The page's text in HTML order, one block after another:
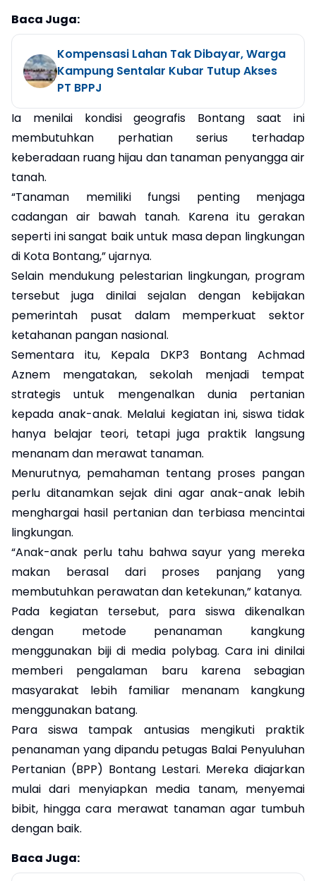
Baca Juga:
Kompensasi Lahan Tak Dibayar, Warga
Kampung Sentalar Kubar Tutup Akses
PT BPPJ
Ia menilai kondisi geografis Bontang saat ini
membutuhkan perhatian serius terhadap
keberadaan ruang hijau dan tanaman penyangga air
tanah.
“Tanaman memiliki fungsi penting menjaga
cadangan air bawah tanah. Karena itu gerakan
seperti ini sangat baik untuk masa depan lingkungan
di Kota Bontang,” ujarnya.
Selain mendukung pelestarian lingkungan, program
tersebut juga dinilai sejalan dengan kebijakan
pemerintah pusat dalam memperkuat sektor
ketahanan pangan nasional.
Sementara itu, Kepala DKP3 Bontang Achmad
Aznem mengatakan, sekolah menjadi tempat
strategis untuk mengenalkan dunia pertanian
kepada anak-anak. Melalui kegiatan ini, siswa tidak
hanya belajar teori, tetapi juga praktik langsung
menanam dan merawat tanaman.
Menurutnya, pemahaman tentang proses pangan
perlu ditanamkan sejak dini agar anak-anak lebih
menghargai hasil pertanian dan terbiasa mencintai
lingkungan.
“Anak-anak perlu tahu bahwa sayur yang mereka
makan berasal dari proses panjang yang
membutuhkan perawatan dan ketekunan,” katanya.
Pada kegiatan tersebut, para siswa dikenalkan
dengan metode penanaman kangkung
menggunakan biji di media polybag. Cara ini dinilai
memberi pengalaman baru karena sebagian
masyarakat lebih familiar menanam kangkung
menggunakan batang.
Para siswa tampak antusias mengikuti praktik
penanaman yang dipandu petugas Balai Penyuluhan
Pertanian (BPP) Bontang Lestari. Mereka diajarkan
mulai dari menyiapkan media tanam, menyemai
bibit, hingga cara merawat tanaman agar tumbuh
dengan baik.
Baca Juga: